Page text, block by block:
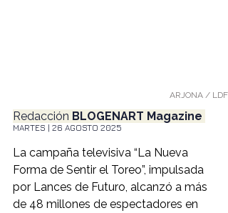
ARJONA / LDF
Redacción BLOGENART Magazine
MARTES | 26 AGOSTO 2025
La campaña televisiva “La Nueva
Forma de Sentir el Toreo”, impulsada
por Lances de Futuro, alcanzó a más
de 48 millones de espectadores en